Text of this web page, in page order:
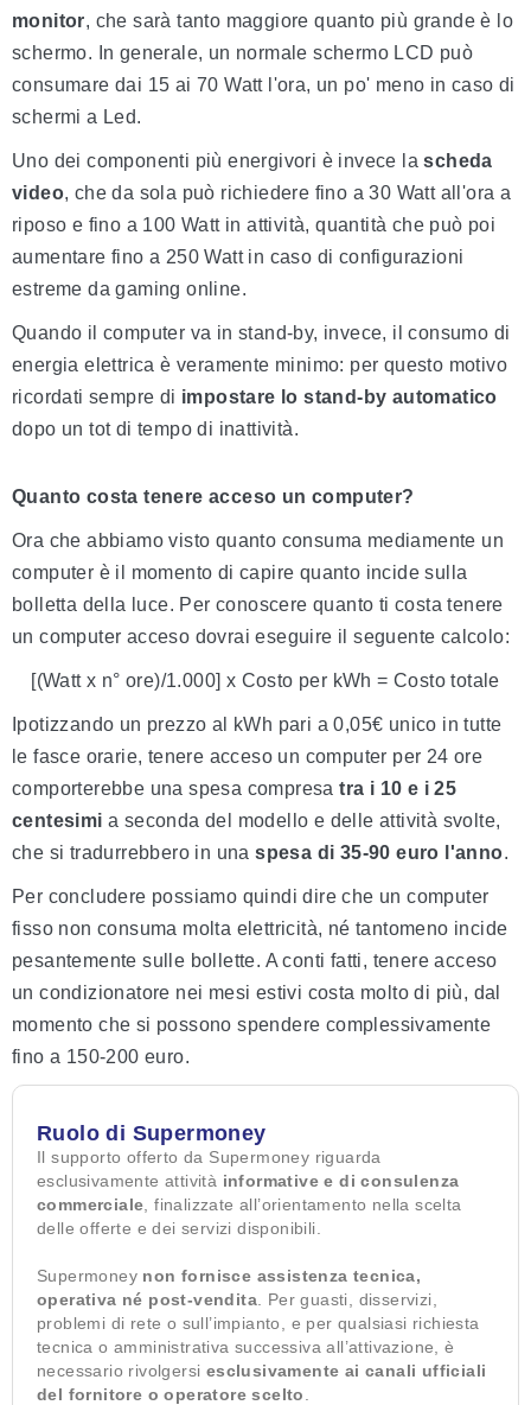
monitor, che sarà tanto maggiore quanto più grande è lo
schermo. In generale, un normale schermo LCD può
consumare dai 15 ai 70 Watt l'ora, un po' meno in caso di
schermi a Led.
Uno dei componenti più energivori è invece lascheda
video, che da sola può richiedere fino a 30 Watt all'ora a
riposo e fino a 100 Watt in attività, quantità che può poi
aumentare fino a 250 Watt in caso di configurazioni
estreme da gaming online.
Quando il computer va in stand-by, invece, il consumo di
energia elettrica è veramente minimo: per questo motivo
ricordati sempre di impostare lo stand-by automatico
dopo un tot di tempo di inattività.
Quanto costa tenere acceso un computer?
Ora che abbiamo visto quanto consuma mediamente un
computer è il momento di capire quanto incide sulla
bolletta della luce. Per conoscere quanto ti costa tenere
un computer acceso dovrai eseguire il seguente calcolo:
[(Watt x n° ore)/1.000] x Costo per kWh = Costo totale
Ipotizzando un prezzo al kWh pari a 0,05€ unico in tutte
le fasce orarie, tenere acceso un computer per 24 ore
comporterebbe una spesa compresatra i 10 e i 25
centesimi a seconda del modello e delle attività svolte,
che si tradurrebbero in unaspesa di 35-90 euro l'anno.
Per concludere possiamo quindi dire che un computer
fisso non consuma molta elettricità, né tantomeno incide
pesantemente sulle bollette. A conti fatti, tenere acceso
un condizionatore nei mesi estivi costa molto di più, dal
momento che si possono spendere complessivamente
fino a 150-200 euro.
Ruolo di Supermoney
Il supporto offerto da Supermoney riguarda
esclusivamente attività informative e di consulenza
commerciale , finalizzate all’orientamento nella scelta
delle offerte e dei servizi disponibili.
Supermoney non fornisce assistenza tecnica,
operativa né post-vendita . Per guasti, disservizi,
problemi di rete o sull’impianto, e per qualsiasi richiesta
tecnica o amministrativa successiva all’attivazione, è
necessario rivolgersi esclusivamente ai canali ufficiali
del fornitore o operatore scelto